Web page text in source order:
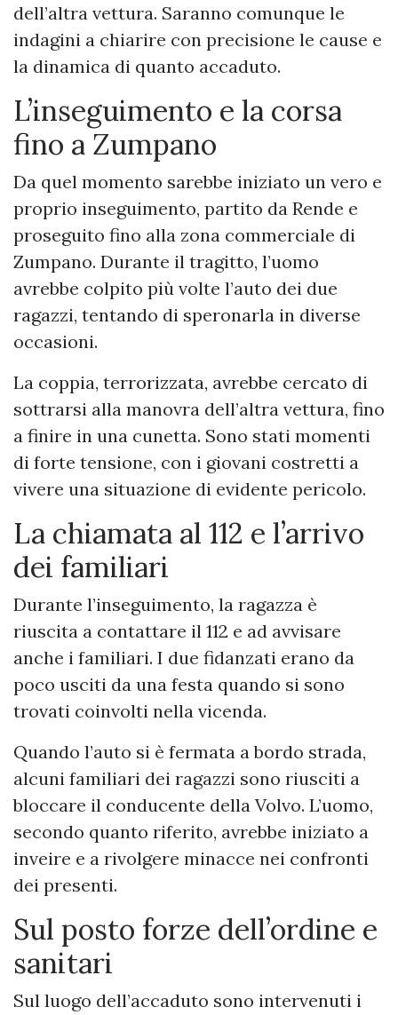
dell’altra vettura. Saranno comunque le
indagini a chiarire con precisione le cause e
la dinamica di quanto accaduto.
L’inseguimento e la corsa
fino a Zumpano
Da quel momento sarebbe iniziato un vero e
proprio inseguimento, partito da Rende e
proseguito fino alla zona commerciale di
Zumpano. Durante il tragitto, l’uomo
avrebbe colpito più volte l’auto dei due
ragazzi, tentando di speronarla in diverse
occasioni.
La coppia, terrorizzata, avrebbe cercato di
sottrarsi alla manovra dell’altra vettura, fino
a finire in una cunetta. Sono stati momenti
di forte tensione, con i giovani costretti a
vivere una situazione di evidente pericolo.
La chiamata al 112 e l’arrivo
dei familiari
Durante l’inseguimento, la ragazza è
riuscita a contattare il 112 e ad avvisare
anche i familiari. I due fidanzati erano da
poco usciti da una festa quando si sono
trovati coinvolti nella vicenda.
Quando l’auto si è fermata a bordo strada,
alcuni familiari dei ragazzi sono riusciti a
bloccare il conducente della Volvo. L’uomo,
secondo quanto riferito, avrebbe iniziato a
inveire e a rivolgere minacce nei confronti
dei presenti.
Sul posto forze dell’ordine e
sanitari
Sul luogo dell’accaduto sono intervenuti i